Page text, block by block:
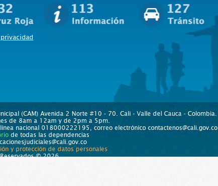
(CAM) Avenida 2 Norte #10 - 70. Cali - Valle del Cauca - Colombia.
de 8am a 12am y de 2pm a 5pm.
nacional 018000222195, correo electrónico contactenos@cali.gov.co
de todas las dependencias
y protección de datos personales
© 2026